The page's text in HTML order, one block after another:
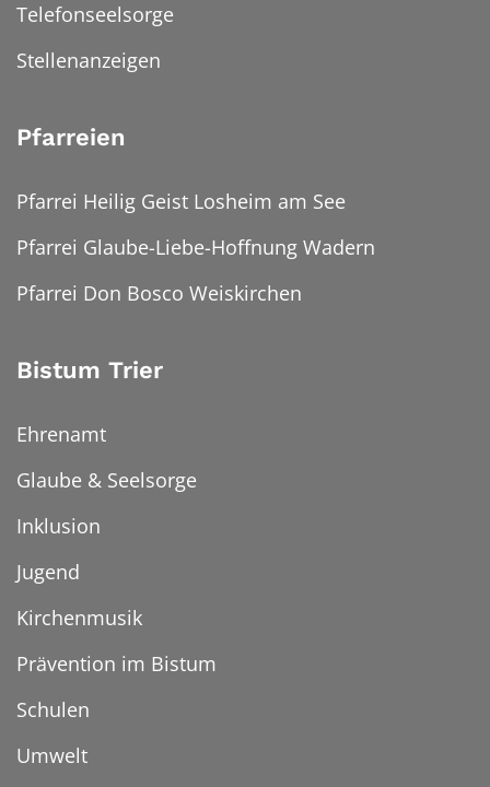
Telefonseelsorge
Stellenanzeigen
Pfarreien
Pfarrei Heilig Geist Losheim am See
Pfarrei Glaube-Liebe-Hoffnung Wadern
Pfarrei Don Bosco Weiskirchen
Bistum Trier
Ehrenamt
Glaube & Seelsorge
Inklusion
Jugend
Kirchenmusik
Prävention im Bistum
Schulen
Umwelt